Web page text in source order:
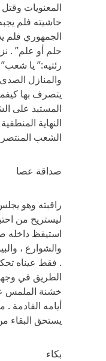
المعنويات
حاشيته فلم
الجمهوري فلم
حلم أو علم” .
رئتيه:” يا
والمنازل
يتصرف بها
المستبد على
النهاية
الشعب
صداقة عصا
راقبته وهو
ليستريح من
استيقظ داخله
والشوارع ،
. فقط عيناه
الطريق في
خشنة الملمس
أيامه القادمة
يستحق البقاء
بكاء